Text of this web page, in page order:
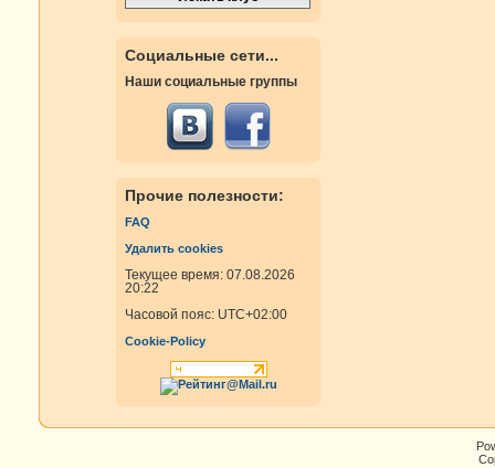
Социальные сети...
Наши социальные группы
Прочие полезности:
FAQ
Удалить cookies
Текущее время: 07.08.2026
20:22
Часовой пояс: UTC+02:00
Cookie-Policy